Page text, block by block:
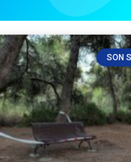
SON